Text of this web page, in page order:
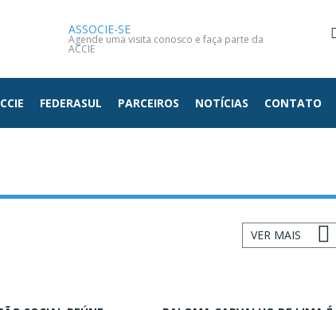
ASSOCIE-SE
Agende uma visita conosco e faça parte da
ACCIE
FEDERASUL PARCEIROS NOTÍCIAS CONTATO
VER MAIS